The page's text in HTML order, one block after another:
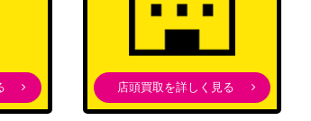
バンダイ
（頂上決戦）
2,500
店頭買取を詳しく見る